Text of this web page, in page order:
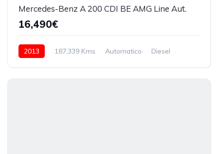
Mercedes-Benz A 200 CDI BE AMG Line Aut.
16,490€
2013 187,339 Kms Automatico Diesel